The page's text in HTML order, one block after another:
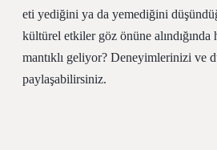
eti yediğini ya da yemediğini
kültürel etkiler göz önüne alındığında
mantıklı geliyor? Deneyimlerinizi ve
paylaşabilirsiniz.